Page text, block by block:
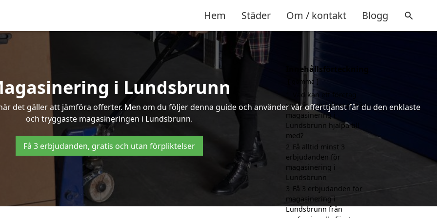
Hem Städer Om / kontakt Blogg
i Lundsbrunn
det gäller att jämföra offerter. Men om du följer denna guide och använder vår offerttjänst får du den enklaste
och tryggaste magasineringen i Lundsbrunn.
Få 3 erbjudanden, gratis och utan förpliktelser
Innehållsförteckning
gömma
Vad kan ett företag
som är specialiserat på
magasinering i
Lundsbrunn hjälpa till
med?
2 Få alltid minst 3
erbjudanden för
magasinering i
Lundsbrunn
3 Få 3 erbjudanden för
magasinering i
Lundsbrunn från